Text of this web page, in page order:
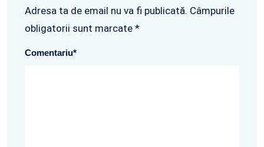
Adresa ta de email nu va fi publicată. Câmpurile
obligatorii sunt marcate *
Comentariu*